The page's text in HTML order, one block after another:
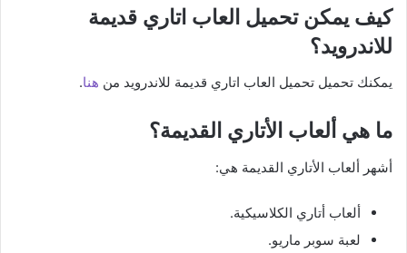
كيف يمكن تحميل العاب اتاري قديمة
للاندرويد؟
يمكنك تحميل تحميل العاب اتاري قديمة للاندرويد من هنا.
ما هي ألعاب الأتاري القديمة؟
أشهر ألعاب الأتاري القديمة هي:
ألعاب أتاري الكلاسيكية.
لعبة سوبر ماريو.